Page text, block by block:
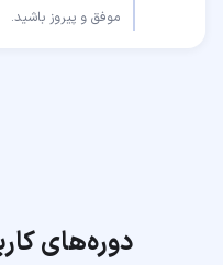
موفق و پیروز باشید.
دوره‌های